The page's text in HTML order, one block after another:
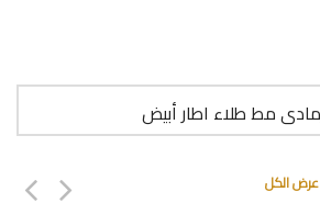
عرض الكل